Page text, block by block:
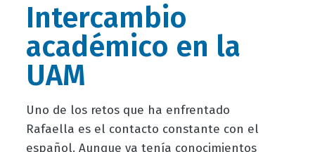
Intercambio
académico en la
UAM
Uno de los retos que ha enfrentado
Rafaella es el contacto constante con el
español. Aunque ya tenía conocimientos